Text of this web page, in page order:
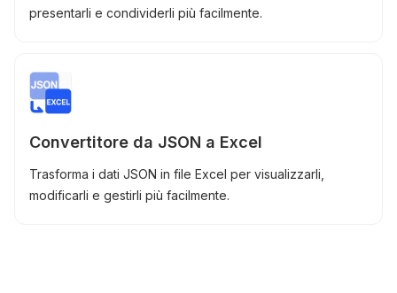
presentarli e condividerli più facilmente.
Convertitore da JSON a Excel
Trasforma i dati JSON in file Excel per visualizzarli,
modificarli e gestirli più facilmente.